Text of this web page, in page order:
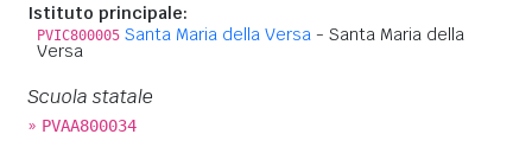
Istituto principale:
PVIC800005 Santa Maria della Versa - Santa Maria della
Versa
Scuola statale
» PVAA800034